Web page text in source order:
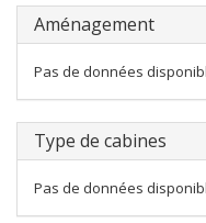
Aménagement
Pas de données
Type de cabines
Pas de données